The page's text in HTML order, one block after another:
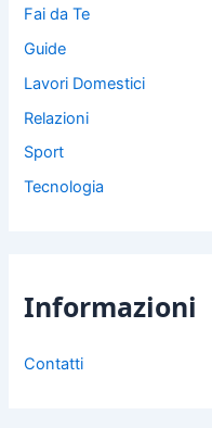
Fai da Te
Guide
Lavori Domestici
Relazioni
Sport
Tecnologia
Informazioni
Contatti